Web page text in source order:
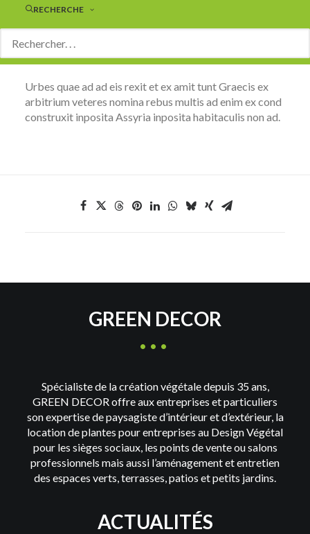
RECHERCHE
Urbes quae ad ad eis rexit et ex amit tunt Graecis ex
arbitrium veteres nomina rebus multis ad enim ex cond
construxit inposita Assyria inposita habitaculis non ad.
GREEN DECOR
Spécialiste de la création végétale depuis 35 ans,
GREEN DECOR offre aux entreprises et particuliers
son expertise de paysagiste d’intérieur et d’extérieur, la
location de plantes pour entreprises au Design Végétal
pour les sièges sociaux, les points de vente ou salons
professionnels mais aussi l’aménagement et entretien
des espaces verts, terrasses, patios et petits jardins.
ACTUALITÉS